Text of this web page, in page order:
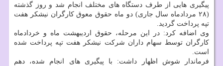
پیگیری هایی از طرف دستگاه های مختلف انجام شد و روز گذشته
(۲۸ مردادماه سال جاری) دو ماه حقوق معوق کارگران نیشکر هفت
تپه پرداخت گردید.
وی اضافه کرد: در این مرحله، حقوق اردیبهشت ماه و خردادماه
کارگران توسط سهام داران شرکت نیشکر هفت تپه پرداخت شده
است.
فرماندار شوش اظهار داشت: با پیگیری های انجام شده، دهم